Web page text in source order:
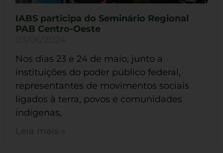
IABS participa do Seminário Regional
PAB Centro-Oeste
Nos dias 23 e 24 de maio, junto a
instituições do poder público federal,
representantes de movimentos sociais
ligados à terra, povos e comunidades
indígenas,
Leia mais »